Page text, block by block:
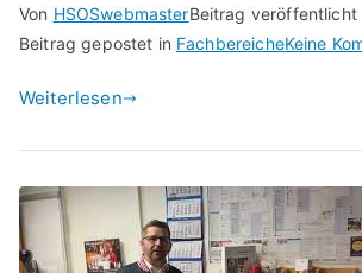
Von HSOSwebmasterBeitrag
Beitrag gepostet in FachbereicheKeine
Weiterlesen